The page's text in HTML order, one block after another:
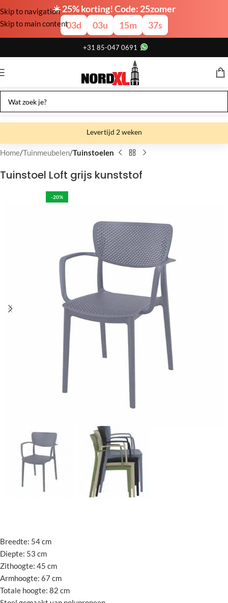
☀️ 25% korting! Code: 25zomer
03d 03u 15m 37s
Skip to navigation
Skip to main content
+31 85-047 0691
Levertijd 2 weken
Gratis verzending
Gratis afhalen
Home Tuinmeubelen Tuinstoelen
Tuinstoel Loft grijs kunststof
-20%
Breedte: 54 cm
Diepte: 53 cm
Zithoogte: 45 cm
Armhoogte: 67 cm
Totale hoogte: 82 cm